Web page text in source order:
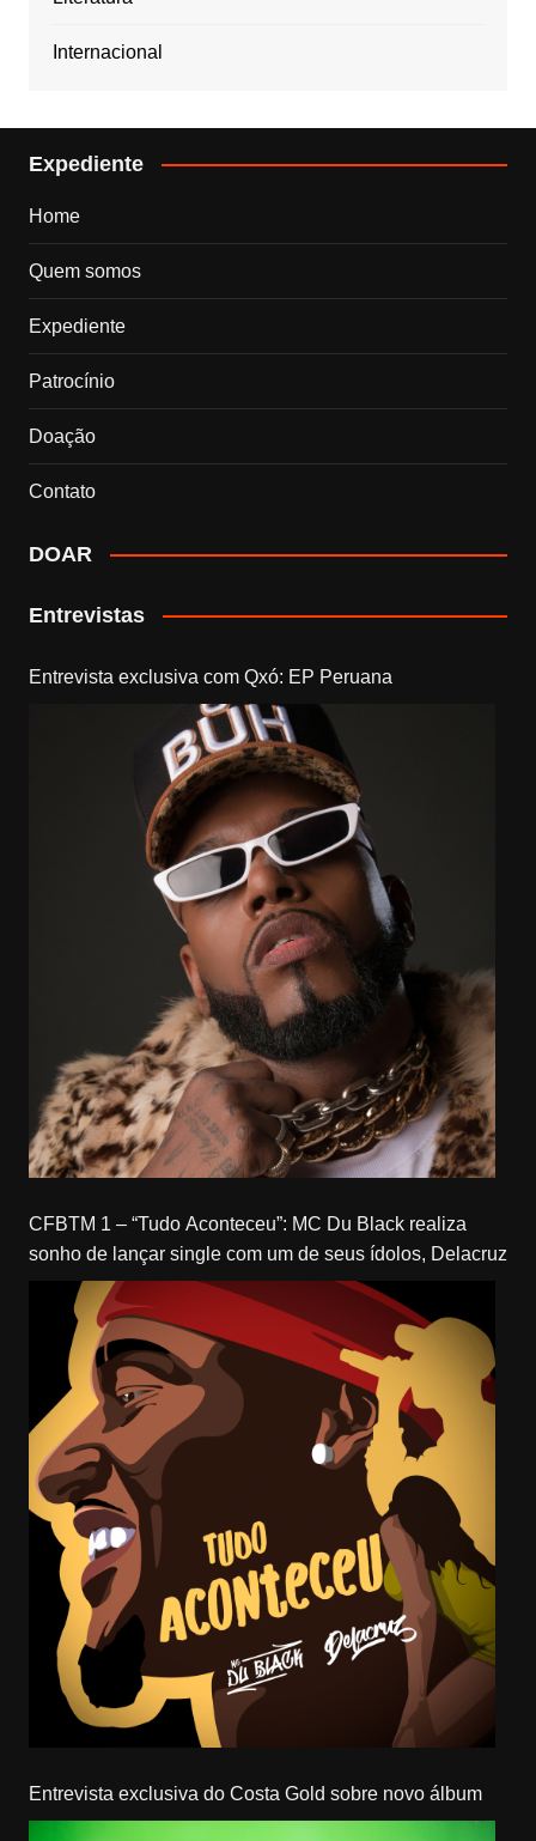
Internacional
Expediente
Home
Quem somos
Expediente
Patrocínio
Doação
Contato
DOAR
Entrevistas
Entrevista exclusiva com Qxó: EP Peruana
CFBTM 1 – “Tudo Aconteceu”: MC Du Black realiza
sonho de lançar single com um de seus ídolos, Delacruz
Entrevista exclusiva do Costa Gold sobre novo álbum